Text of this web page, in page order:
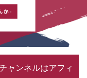
ャンネルはアフィ